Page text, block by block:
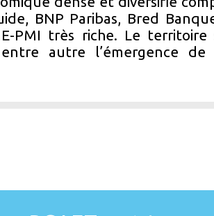
BNP Paribas, Bred
PMI très riche. Le
autre l’émergence de